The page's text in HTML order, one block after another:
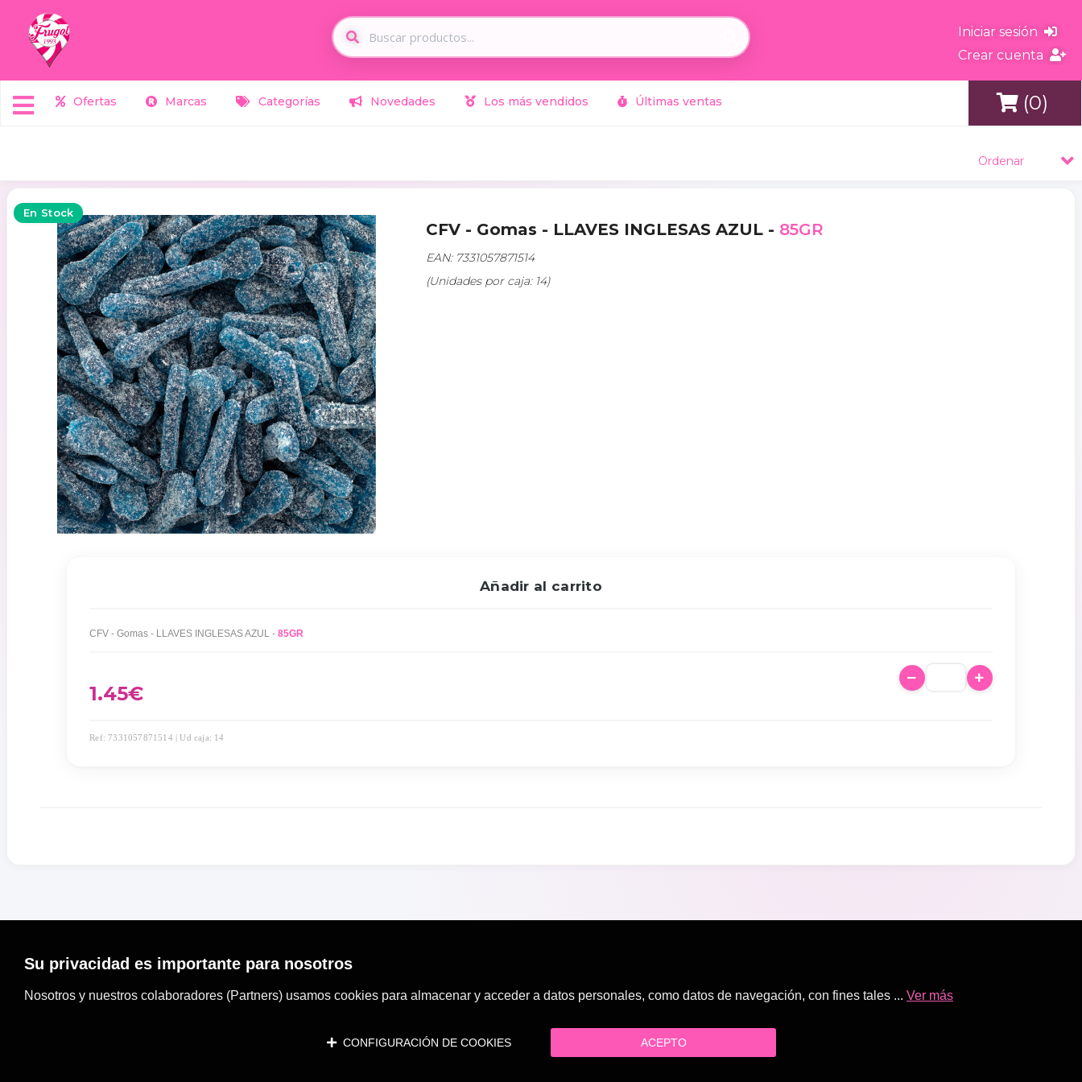
Iniciar sesión
Crear cuenta
Ofertas Marcas Categorías Novedades Los más vendidos Últimas ventas (0)
Ordenar
En Stock
CFV - Gomas - LLAVES INGLESAS AZUL - 85GR
EAN: 7331057871514
(Unidades por caja: 14)
Añadir al carrito
CFV - Gomas - LLAVES INGLESAS AZUL -85GR
1.45€
Ref: 7331057871514 | Ud caja: 14
Su privacidad es importante para nosotros
Nosotros y nuestros colaboradores (Partners) usamos cookies para almacenar y acceder a datos personales, como datos de navegación, con fines tales ... Ver más
CONFIGURACIÓN DE COOKIES ACEPTO